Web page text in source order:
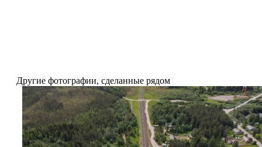
Другие фотографии, сделанные рядом